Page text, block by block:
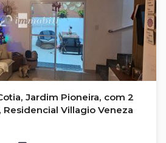
Jardim Pioneira, com 2
Residencial Villagio Veneza